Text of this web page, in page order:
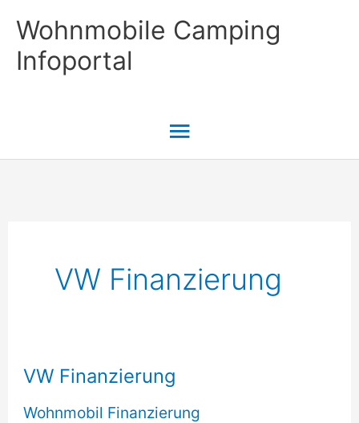
Inhalt
springen
Wohnmobile Camping
Infoportal
Hauptmenü
VW Finanzierung
VW Finanzierung
Wohnmobil Finanzierung